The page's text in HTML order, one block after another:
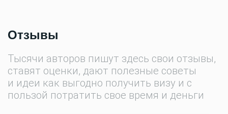
Отзывы
Тысячи авторов пишут здесь свои отзывы,
ставят оценки, дают полезные советы
и идеи как выгодно получить визу и с
пользой потратить свое время и деньги